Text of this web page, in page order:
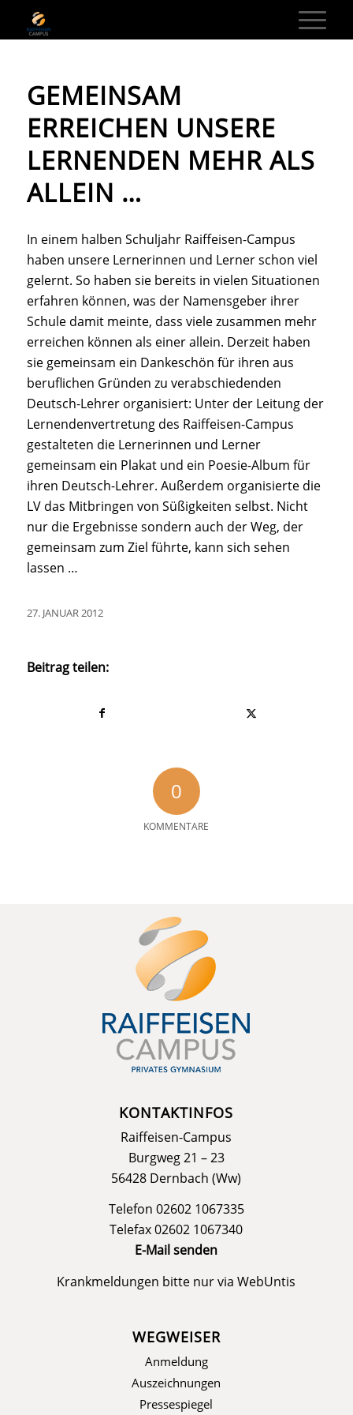
GEMEINSAM
ERREICHEN UNSERE
LERNENDEN MEHR ALS
ALLEIN …
In einem halben Schuljahr Raiffeisen-Campus
haben unsere Lernerinnen und Lerner schon viel
gelernt. So haben sie bereits in vielen Situationen
erfahren können, was der Namensgeber ihrer
Schule damit meinte, dass viele zusammen mehr
erreichen können als einer allein. Derzeit haben
sie gemeinsam ein Dankeschön für ihren aus
beruflichen Gründen zu verabschiedenden
Deutsch-Lehrer organisiert: Unter der Leitung der
Lernendenvertretung des Raiffeisen-Campus
gestalteten die Lernerinnen und Lerner
gemeinsam ein Plakat und ein Poesie-Album für
ihren Deutsch-Lehrer. Außerdem organisierte die
LV das Mitbringen von Süßigkeiten selbst. Nicht
nur die Ergebnisse sondern auch der Weg, der
gemeinsam zum Ziel führte, kann sich sehen
lassen …
27. JANUAR 2012
Beitrag teilen:
0
KOMMENTARE
KONTAKTINFOS
Raiffeisen-Campus
Burgweg 21 – 23
56428 Dernbach (Ww)
Telefon 02602 1067335
Telefax 02602 1067340
E-Mail senden
Krankmeldungen bitte nur viaWebUntis
WEGWEISER
Anmeldung
Auszeichnungen
Pressespiegel